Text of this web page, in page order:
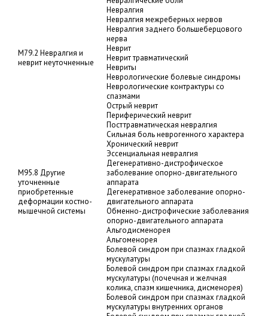
M79.2 Невралгия и
неврит неуточненные
Невралгия
Невралгия межреберных нервов
Невралгия заднего большеберцового
нерва
Неврит
Неврит травматический
Невриты
Неврологические болевые синдромы
Неврологические контрактуры со
спазмами
Острый неврит
Периферический неврит
Посттравматическая невралгия
Сильная боль неврогенного характера
Хронический неврит
Эссенциальная невралгия
M95.8 Другие
уточненные
приобретенные
деформации костно-
мышечной системы
Дегенеративно-дистрофическое
заболевание опорно-двигательного
аппарата
Дегенеративное заболевание опорно-
двигательного аппарата
Обменно-дистрофические заболевания
опорно-двигательного аппарата
Альгодисменорея
Альгоменорея
Болевой синдром при спазмах гладкой
мускулатуры
Болевой синдром при спазмах гладкой
мускулатуры (почечная и желчная
колика, спазм кишечника, дисменорея)
Болевой синдром при спазмах гладкой
мускулатуры внутренних органов